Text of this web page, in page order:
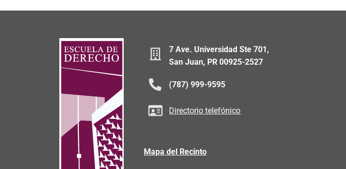
7 Ave. Universidad Ste 701,
San Juan, PR 00925-2527
(787) 999-9595
Directorio telefónico
Mapa del Recinto